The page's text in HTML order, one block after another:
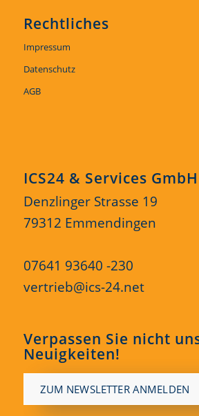
Rechtliches
Impressum
Datenschutz
AGB
ICS24 & Services GmbH
Denzlinger Strasse 19
79312 Emmendingen
07641 93640 -230
vertrieb@ics-24.net
Verpassen Sie nicht
Neuigkeiten!
ZUM NEWSLETTER ANMELDEN